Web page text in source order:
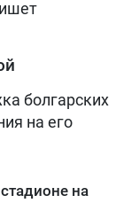
болгарских
на его
на